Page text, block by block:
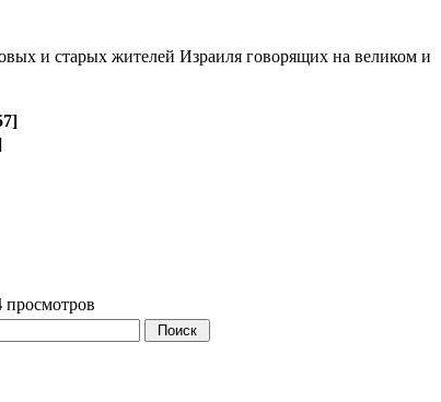
и старых жителей Израиля говорящих на великом и
просмотров